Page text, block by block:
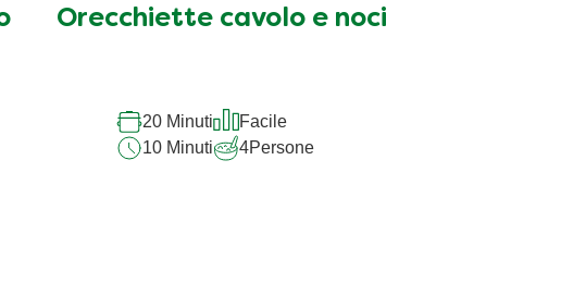
Orecchiette cavolo e noci
20 Minuti
Facile
10 Minuti
4Persone